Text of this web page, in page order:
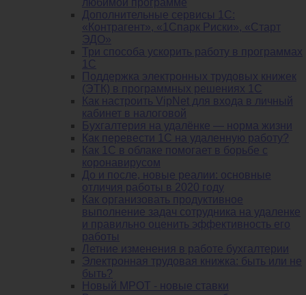
любимой программе
Дополнительные сервисы 1С:
«Контрагент», «1Спарк Риски», «Старт
ЭДО»
Три способа ускорить работу в программах
1С
Поддержка электронных трудовых книжек
(ЭТК) в программных решениях 1С
Как настроить VipNet для входа в личный
кабинет в налоговой
Бухгалтерия на удалёнке — норма жизни
Как перевести 1С на удаленную работу?
Как 1С в облаке помогает в борьбе с
коронавирусом
До и после, новые реалии: основные
отличия работы в 2020 году
Как организовать продуктивное
выполнение задач сотрудника на удаленке
и правильно оценить эффективность его
работы
Летние изменения в работе бухгалтерии
Электронная трудовая книжка: быть или не
быть?
Новый МРОТ - новые ставки